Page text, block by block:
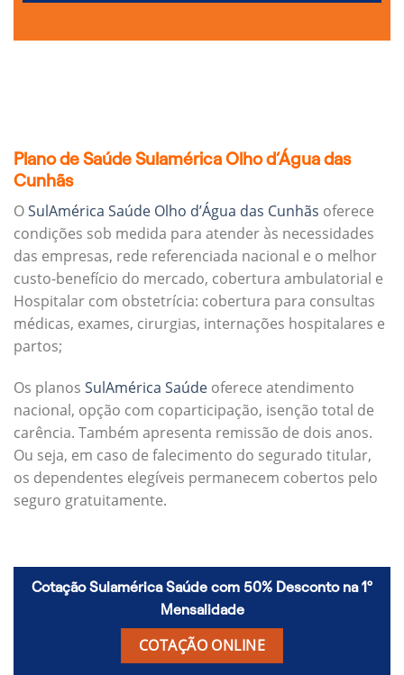
Plano de Saúde Sulamérica Olho d’Água das
Cunhãs
OSulAmérica Saúde Olho d’Água das Cunhãs oferece
condições sob medida para atender às necessidades
das empresas, rede referenciada nacional e o melhor
custo-benefício do mercado, cobertura ambulatorial e
Hospitalar com obstetrícia: cobertura para consultas
médicas, exames, cirurgias, internações hospitalares e
partos;
Os planos SulAmérica Saúde oferece atendimento
nacional, opção com coparticipação, isenção total de
carência. Também apresenta remissão de dois anos.
Ou seja, em caso de falecimento do segurado titular,
os dependentes elegíveis permanecem cobertos pelo
seguro gratuitamente.
Cotação Sulamérica Saúde com 50% Desconto na 1º
Mensalidade
COTAÇÃO ONLINE